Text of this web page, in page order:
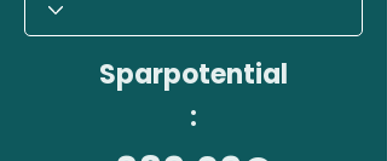
Sparpotential
: